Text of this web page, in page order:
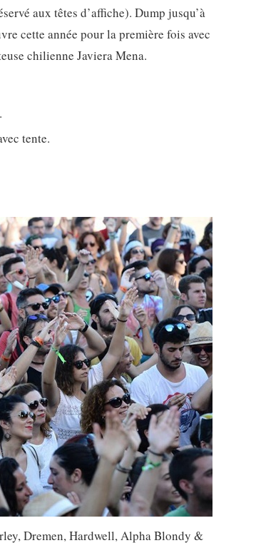
aux têtes d’affiche). Dump jusqu’à
cette année pour la première fois avec
chilienne Javiera Mena.
tente.
Dremen, Hardwell, Alpha Blondy &